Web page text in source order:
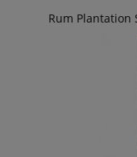
Rum Plantation